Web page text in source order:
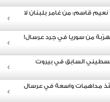
قاسم: من غامر بلبنان لا
من سوريا في جرد عرسال!
السابق في بيروت
مداهمات واسعة في عرسال